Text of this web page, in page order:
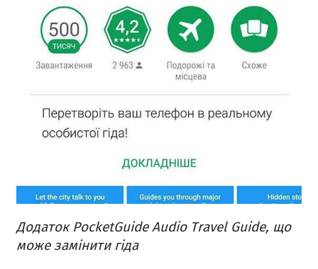
Додаток PocketGuide Audio Travel Guide, що
може замінити гіда